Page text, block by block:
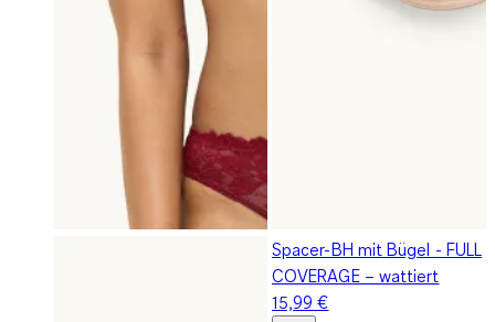
Spacer-BH mit Bügel - FULL
COVERAGE – wattiert
15,99 €